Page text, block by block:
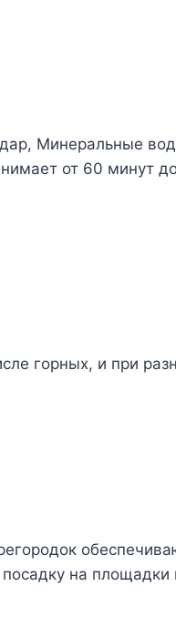
Минеральные
от 60 минут
горных, и при
на